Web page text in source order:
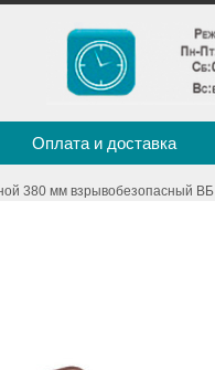
Оплата и доставка
380 мм взрывобезопасный ВБ